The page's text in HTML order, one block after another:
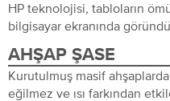
HP teknolojisi, tabloların
bilgisayar ekranında
AHŞAP ŞASE
Kurutulmuş masif
eğilmez ve ısı farkından